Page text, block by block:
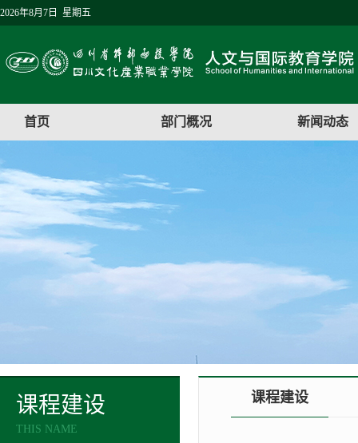
2026年8月7日 星期五
首页 部门概况 新闻动态
课程建设
THIS NAME
课程建设